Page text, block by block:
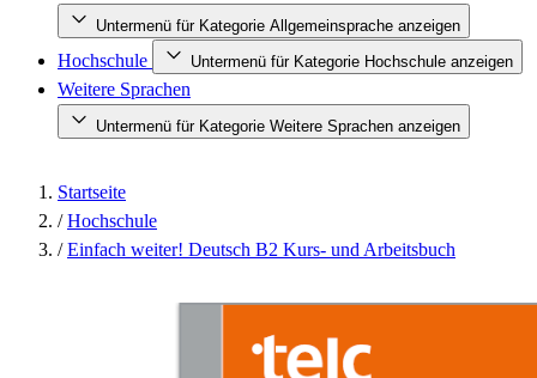
Untermenü für Kategorie Allgemeinsprache anzeigen
Hochschule Untermenü für Kategorie Hochschule anzeigen
Weitere Sprachen
Untermenü für Kategorie Weitere Sprachen anzeigen
Startseite
/ Hochschule
/ Einfach weiter! Deutsch B2 Kurs- und Arbeitsbuch